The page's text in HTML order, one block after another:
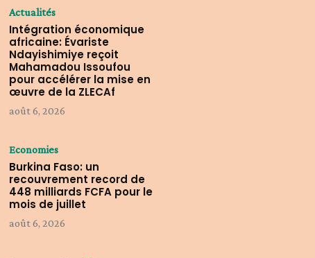
Actualités
Intégration économique
africaine: Évariste
Ndayishimiye reçoit
Mahamadou Issoufou
pour accélérer la mise en
œuvre de la ZLECAf
août 6, 2026
Economies
Burkina Faso: un
recouvrement record de
448 milliards FCFA pour le
mois de juillet
août 6, 2026